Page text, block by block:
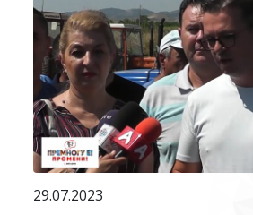
29.07.2023